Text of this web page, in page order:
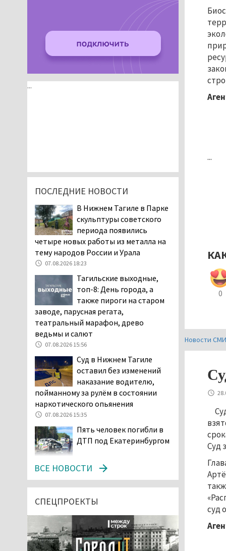
...
0
Новости
Суд
суд
...
ПОСЛЕДНИЕ НОВОСТИ
В Нижнем Тагиле в Парке
скульптуры советского
периода появились
четыре новых работы из металла на
тему народов России и Урала
07.08.2026 18:23
Тагильские выходные,
топ-8: День города, а
также пироги на старом
заводе, парусная регата,
театральный марафон, древо
ведьмы и салют
07.08.2026 15:56
Суд в Нижнем Тагиле
оставил без изменений
наказание водителю,
пойманному за рулём в состоянии
наркотического опьянения
07.08.2026 15:35
Пять человек погибли в
ДТП под Екатеринбургом
проникли в квартиру
через балкон, чтобы
07.08.2026 14:20
В Красноуральске хитрый
водитель BMW ездил с
ВСЕ НОВОСТИ
СПЕЦПРОЕКТЫ